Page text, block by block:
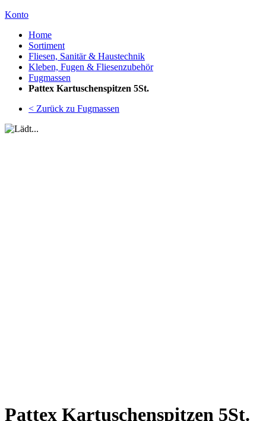
Konto
Home
Sortiment
Fliesen, Sanitär & Haustechnik
Kleben, Fugen & Fliesenzubehör
Fugmassen
Pattex Kartuschenspitzen 5St.
< Zurück zu Fugmassen
Pattex Kartuschenspitzen 5St.